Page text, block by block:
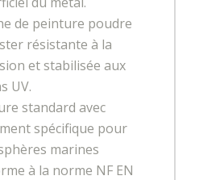
de peinture poudre
résistante à la
et stabilisée aux
UV.
standard avec
spécifique pour
marines
à la norme NF EN